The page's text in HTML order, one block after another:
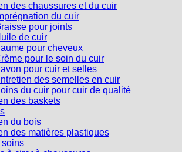
des chaussures et du cuir
du cuir
pour joints
de cuir
pour cheveux
pour le soin du cuir
pour cuir et selles
des semelles en cuir
du cuir pour cuir de qualité
des baskets
du bois
des matières plastiques
soins